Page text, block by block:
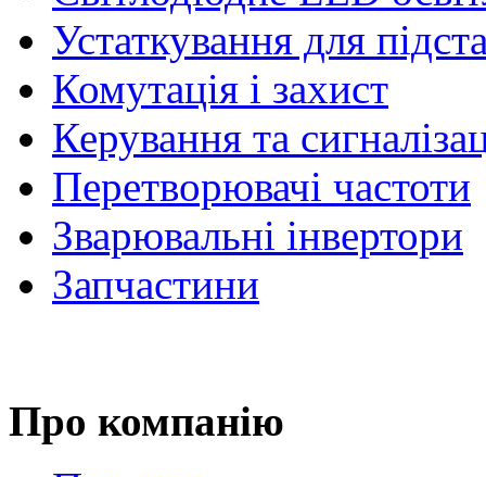
Устаткування для
Комутація і захист
Керування та
Перетворювачі частоти
Зварювальні інвертори
Запчастини
Про компанію